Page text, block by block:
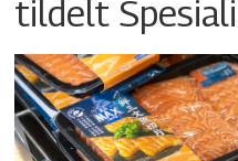
tildelt